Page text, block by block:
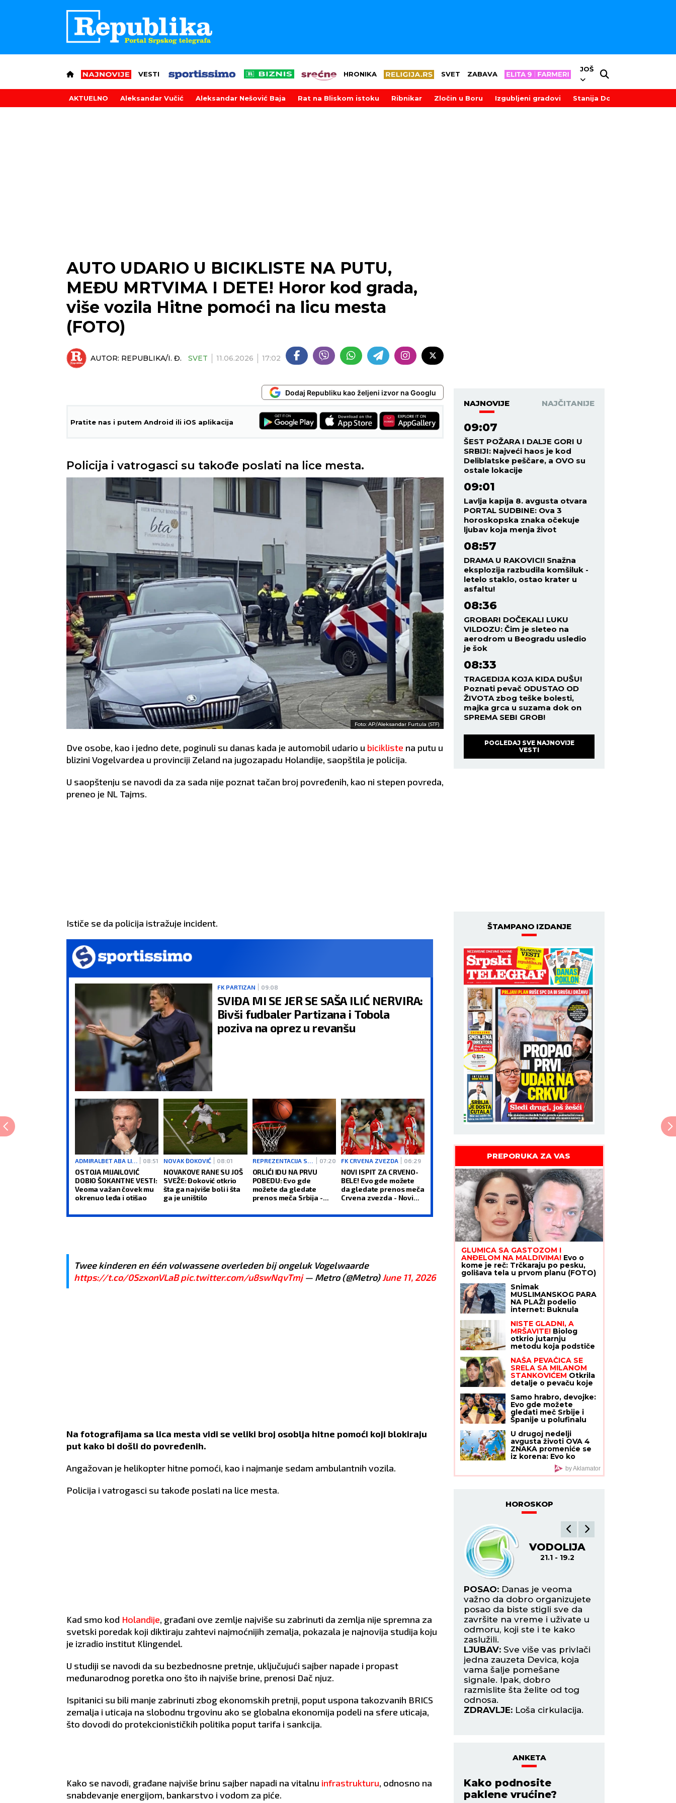
VESTI HRONIKA SVET ZABAVA
JOŠ
AKTUELNO Aleksandar Vučić Aleksandar Nešović Baja Rat na Bliskom istoku Ribnikar Zločin u Boru Izgubljeni gradovi Stanija Dobrojević
AUTO UDARIO U BICIKLISTE NA PUTU,
MEĐU MRTVIMA I DETE! Horor kod grada,
više vozila Hitne pomoći na licu mesta
(FOTO)
AUTOR: REPUBLIKA/I. Đ. SVET 11.06.2026 17:02
Dodaj Republiku kao željeni izvor na Googlu
Pratite nas i putem Android ili iOS aplikacija
Policija i vatrogasci su takođe poslati na lice mesta.
Foto: AP/Aleksandar Furtula (STF)
Dve osobe, kao i jedno dete, poginuli su danas kada je automobil udario u bicikliste na putu u
blizini Vogelvardea u provinciji Zeland na jugozapadu Holandije, saopštila je policija.
U saopštenju se navodi da za sada nije poznat tačan broj povređenih, kao ni stepen povreda,
preneo je NL Tajms.
Ističe se da policija istražuje incident.
FK PARTIZAN 09:08
SVIĐA MI SE JER SE SAŠA ILIĆ NERVIRA:
Bivši fudbaler Partizana i Tobola
poziva na oprez u revanšu
08:51
OSTOJA MIJAILOVIĆ
DOBIO ŠOKANTNE VESTI:
Veoma važan čovek mu
okrenuo leđa i otišao
NOVAK ĐOKOVIĆ 08:01
NOVAKOVE RANE SU JOŠ
SVEŽE: Đoković otkrio
šta ga najviše boli i šta
ga je uništilo
07:20
ORLIĆI IDU NA PRVU
POBEDU: Evo gde
možete da gledate
prenos meča Srbija -
Evrobasketu
FK CRVENA ZVEZDA 06:29
NOVI ISPIT ZA CRVENO-
BELE! Evo gde možete
da gledate prenos meča
Crvena zvezda - Novi
Twee kinderen en één volwassene overleden bij ongeluk Vogelwaarde
https://t.co/0SzxonVLaB pic.twitter.com/u8swNqvTmj— Metro (@Metro)June 11, 2026
Na fotografijama sa lica mesta vidi se veliki broj osoblja hitne pomoći koji blokiraju
put kako bi došli do povređenih.
Angažovan je helikopter hitne pomoći, kao i najmanje sedam ambulantnih vozila.
Policija i vatrogasci su takođe poslati na lice mesta.
Kad smo kod Holandije, građani ove zemlje najviše su zabrinuti da zemlja nije spremna za
svetski poredak koji diktiraju zahtevi najmoćnijih zemalja, pokazala je najnovija studija koju
je izradio institut Klingendel.
U studiji se navodi da su bezbednosne pretnje, uključujući sajber napade i propast
međunarodnog poretka ono što ih najviše brine, prenosi Dač njuz.
Ispitanici su bili manje zabrinuti zbog ekonomskih pretnji, poput uspona takozvanih BRICS
zemalja i uticaja na slobodnu trgovinu ako se globalna ekonomija podeli na sfere uticaja,
što dovodi do protekcionističkih politika poput tarifa i sankcija.
Kako se navodi, građane najviše brinu sajber napadi na vitalnu infrastrukturu, odnosno na
snabdevanje energijom, bankarstvo i vodom za piće.
NAJNOVIJE NAJČITANIJE
09:07
ŠEST POŽARA I DALJE GORI U
SRBIJI: Najveći haos je kod
Deliblatske peščare, a OVO su
ostale lokacije
09:01
Lavlja kapija 8. avgusta otvara
PORTAL SUDBINE: Ova 3
horoskopska znaka očekuje
ljubav koja menja život
08:57
DRAMA U RAKOVICI! Snažna
eksplozija razbudila komšiluk -
letelo staklo, ostao krater u
asfaltu!
08:36
GROBARI DOČEKALI LUKU
VILDOZU: Čim je sleteo na
aerodrom u Beogradu usledio
je šok
08:33
TRAGEDIJA KOJA KIDA DUŠU!
Poznati pevač ODUSTAO OD
ŽIVOTA zbog teške bolesti,
majka grca u suzama dok on
SPREMA SEBI GROB!
POGLEDAJ SVE NAJNOVIJE
VESTI
ŠTAMPANO IZDANJE
PREPORUKA ZA VAS
GLUMICA SA GASTOZOM I
ANĐELOM NA MALDIVIMA! Evo o
kome je reč: Trčkaraju po pesku,
golišava tela u prvom planu (FOTO)
Snimak
MUSLIMANSKOG PARA
NA PLAŽI podelio
internet: Buknula
slobodi i veri jer je
ŽENA POTPUNO
POKRIVENA: "On šeta
golog stomaka, dok
NISTE GLADNI, A
MRŠAVITE! Biolog
otkrio jutarnju
metodu koja podstiče
pravilo 30-30-30
zaludelo ceo svet
NAŠA PEVAČICA SE
SRELA SA MILANOM
STANKOVIĆEM Otkrila
detalje o pevaču koje
pomenula i njegov
POVRATAK o kom svi
pričaju (VIDEO)
Samo hrabro, devojke:
Evo gde možete
gledati meč Srbije i
Španije u polufinalu
U drugoj nedelji
avgusta životi OVA 4
ZNAKA promeniće se
iz korena: Evo ko
može da se nada
SUDBONOSNOM
SUSRETU, a koga čeka
by Aklamator
HOROSKOP
to promenite. Postoji
mogućnost da sklopite
saradnju s inostranstvom.
LJUBAV:Veza vam je
nogama, pa porazgovarajte s
partnerom ukoliko želite da
ZDRAVLJE:Više se krećite.
originalne ideje i poslovne
predloge. Sačekajte bolje
vreme za to.
narušeno poverenje i
distancu između vas i
ZDRAVLJE:Dobro.
vas vinuti visoko. Finansijski
dobar period.
LJUBAV:
Slobodni Jarčevi
putovanjima i u krugu
poslovnih saradnika.
ZDRAVLJE:Odlično se
osećate.
VODOLIJA
21.1 - 19.2
POSAO: Danas je veoma
važno da dobro organizujete
posao da biste stigli sve da
završite na vreme i uživate u
odmoru, koji ste i te kako
zaslužili.
LJUBAV: Sve više vas privlači
jedna zauzeta Devica, koja
vama šalje pomešane
signale. Ipak, dobro
razmislite šta želite od tog
odnosa.
ZDRAVLJE: Loša cirkulacija.
ANKETA
Kako podnosite
paklene vrućine?